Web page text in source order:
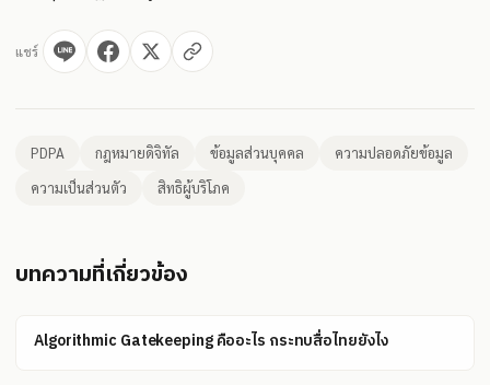
แชร์
PDPA กฎหมายดิจิทัล ข้อมูลส่วนบุคคล
ความปลอดภัยข้อมูล
ความเป็นส่วนตัว
สิทธิผู้บริโภค
บทความที่เกี่ยวข้อง
Algorithmic Gatekeeping คืออะไร กระทบสื่อไทยยังไง